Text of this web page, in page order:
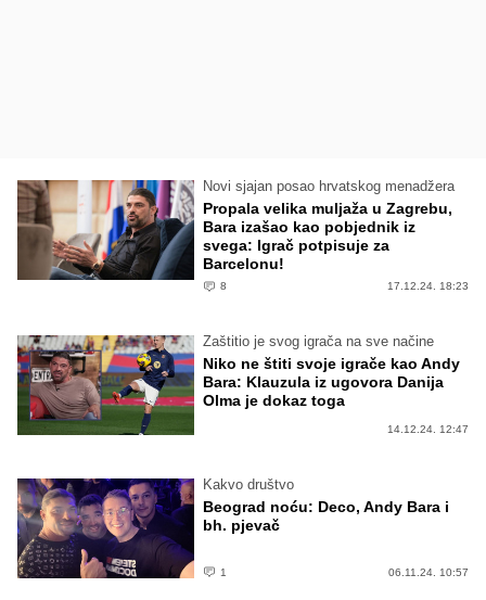
Novi sjajan posao hrvatskog menadžera
Propala velika muljaža u Zagrebu,
Bara izašao kao pobjednik iz
svega: Igrač potpisuje za
Barcelonu!
8 17.12.24. 18:23
Zaštitio je svog igrača na sve načine
Niko ne štiti svoje igrače kao Andy
Bara: Klauzula iz ugovora Danija
Olma je dokaz toga
14.12.24. 12:47
Kakvo društvo
Beograd noću: Deco, Andy Bara i
bh. pjevač
1 06.11.24. 10:57